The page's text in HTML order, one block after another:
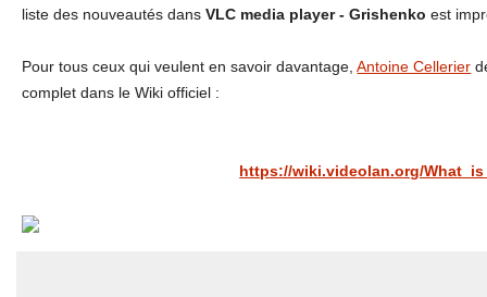
liste des nouveautés dansVLC media player - Grishenko est
Pour tous ceux qui veulent en savoir davantage,Antoine Cellerier
complet dans le Wiki officiel :
https://wiki.videolan.org/